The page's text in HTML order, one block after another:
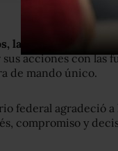
las autoridades
acciones con las
de mando único.
federal agradeció a
compromiso y